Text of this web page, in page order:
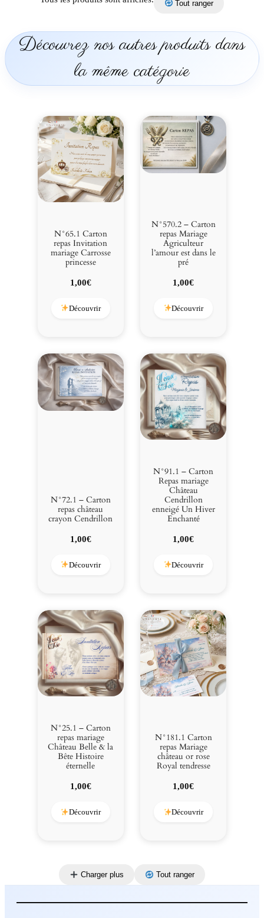
Tout ranger
Découvrez nos autres produits dans
la même catégorie
N°65.1 Carton
repas Invitation
mariage Carrosse
princesse
1,00€
Découvrir
N°570.2 – Carton
repas Mariage
Agriculteur
l’amour est dans le
pré
1,00€
Découvrir
N°72.1 – Carton
repas château
crayon Cendrillon
1,00€
Découvrir
N°91.1 – Carton
Repas mariage
Château
Cendrillon
enneigé Un Hiver
Enchanté
1,00€
Découvrir
N°25.1 – Carton
repas mariage
Château Belle & la
Bête Histoire
éternelle
1,00€
Découvrir
N°181.1 Carton
repas Mariage
château or rose
Royal tendresse
1,00€
Découvrir
Charger plus Tout ranger